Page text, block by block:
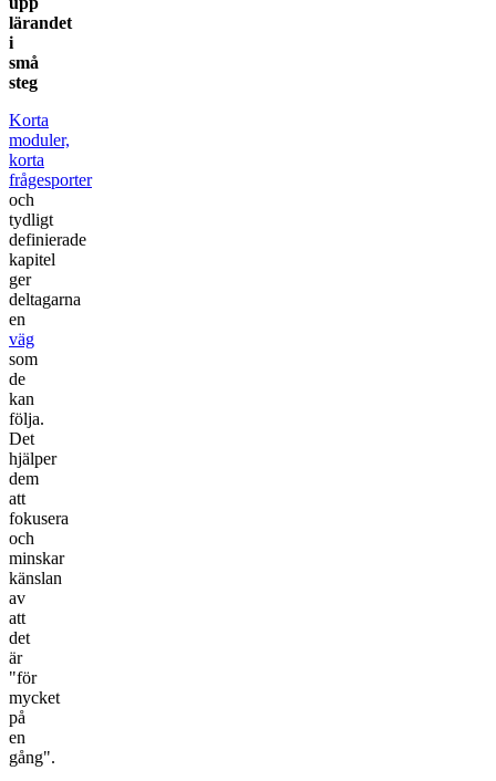
lärandet
i
små
steg
Korta
moduler,
korta
frågesporter
och
tydligt
definierade
kapitel
ger
deltagarna
en
väg
som
de
kan
följa.
Det
hjälper
dem
att
fokusera
och
minskar
känslan
av
att
det
är
"för
mycket
på
en
gång".